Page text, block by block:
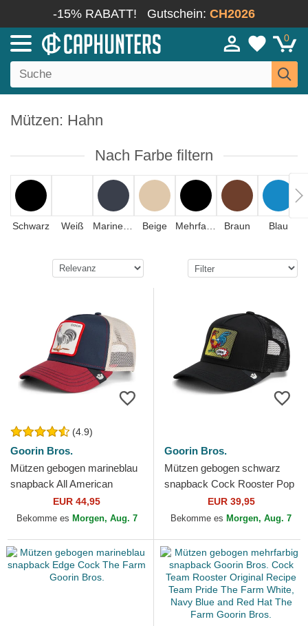
-15% RABATT! Gutschein: CH2026
0
Mützen: Hahn
Nach Farbe filtern
Schwarz Weiß Beige Braun Blau
(4.9)
Goorin Bros.
Mützen gebogen marineblau
snapback All American
Rooster The Farm Goorin
Bros.
EUR 44,95
Bekomme es Morgen, Aug. 7
Goorin Bros.
Mützen gebogen schwarz
snapback Cock Rooster Pop
Art 2 The Farm Goorin Bros.
EUR 39,95
Bekomme es Morgen, Aug. 7